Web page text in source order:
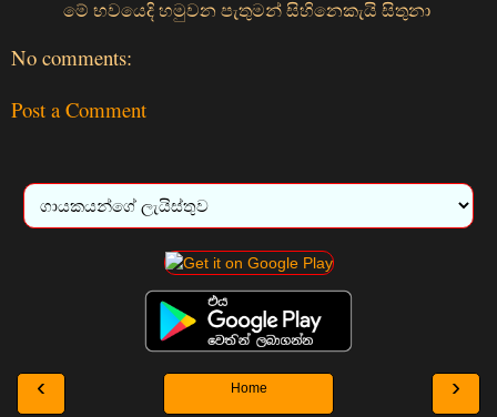
මේ භවයෙදි හමුවන පැතුමන් සිහිනෙකැයි සිතුනා
No comments:
Post a Comment
‹ ›
Home